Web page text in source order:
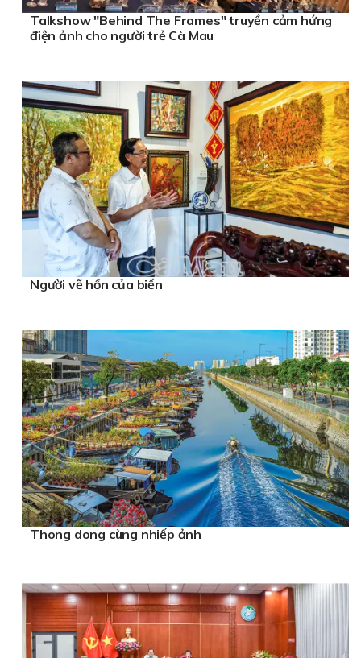
Talkshow "Behind The Frames" truyền cảm hứng
điện ảnh cho người trẻ Cà Mau
Người vẽ hồn của biển
Thong dong cùng nhiếp ảnh